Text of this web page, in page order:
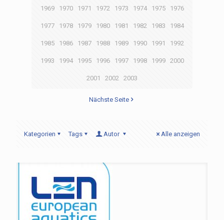
1969 1970 1971 1972 1973 1974 1975 1976
1977 1978 1979 1980 1981 1982 1983 1984
1985 1986 1987 1988 1989 1990 1991 1992
1993 1994 1995 1996 1997 1998 1999 2000
2001 2002 2003
Nächste Seite
Kategorien Tags Autor Alle anzeigen